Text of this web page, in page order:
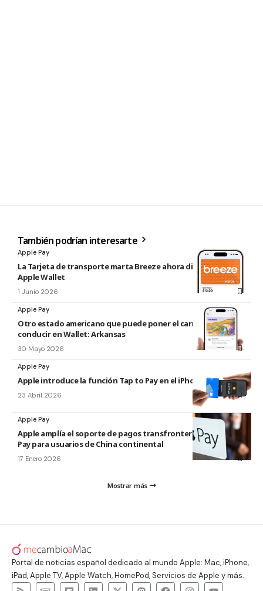
También podrían interesarte
Apple Pay
La Tarjeta de transporte marta Breeze ahora disponible en
Apple Wallet
1 Junio 2026
Apple Pay
Otro estado americano que puede poner el carnet de
conducir en Wallet: Arkansas
30 Mayo 2026
Apple Pay
Apple introduce la función Tap to Pay en el iPhone en Malasia
23 Abril 2026
Apple Pay
Apple amplía el soporte de pagos transfronterizos de Apple
Pay para usuarios de China continental
17 Enero 2026
Mostrar más
Portal de noticias español dedicado al mundo Apple: Mac, iPhone,
iPad, Apple TV, Apple Watch, HomePod, Servicios de Apple y más.